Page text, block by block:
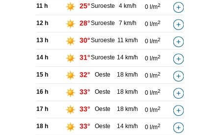
11 h 25°Suroeste 4 km/h 0 l/m2
12 h 28°Suroeste 7 km/h 0 l/m2
13 h 30°Suroeste 11 km/h 0 l/m2
14 h 31°Suroeste 14 km/h 0 l/m2
15 h 32° Oeste 18 km/h 0 l/m2
16 h 33° Oeste 18 km/h 0 l/m2
17 h 33° Oeste 18 km/h 0 l/m2
18 h 33° Oeste 14 km/h 0 l/m2